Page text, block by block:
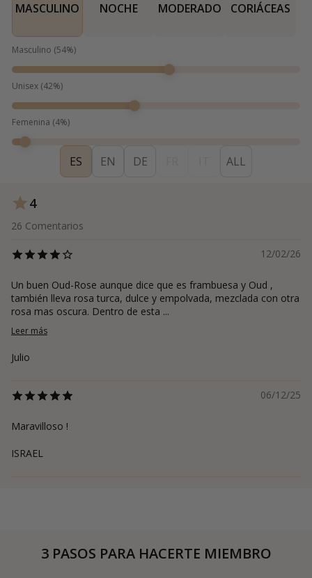
MASCULINO NOCHE MODERADO CORIÁCEAS
Masculino (54%)
Unisex (42%)
Femenina (4%)
ES EN DE ALL
4
26 Comentarios
12/02/26
Un buen Oud-Rose aunque dice que es frambuesa y Oud ,
también lleva rosa turca, dulce y empolvada, mezclada con otra
rosa mas oscura. Dentro de esta ...
Leer más
Julio
06/12/25
Maravilloso !
ISRAEL
3 PASOS PARA HACERTE MIEMBRO